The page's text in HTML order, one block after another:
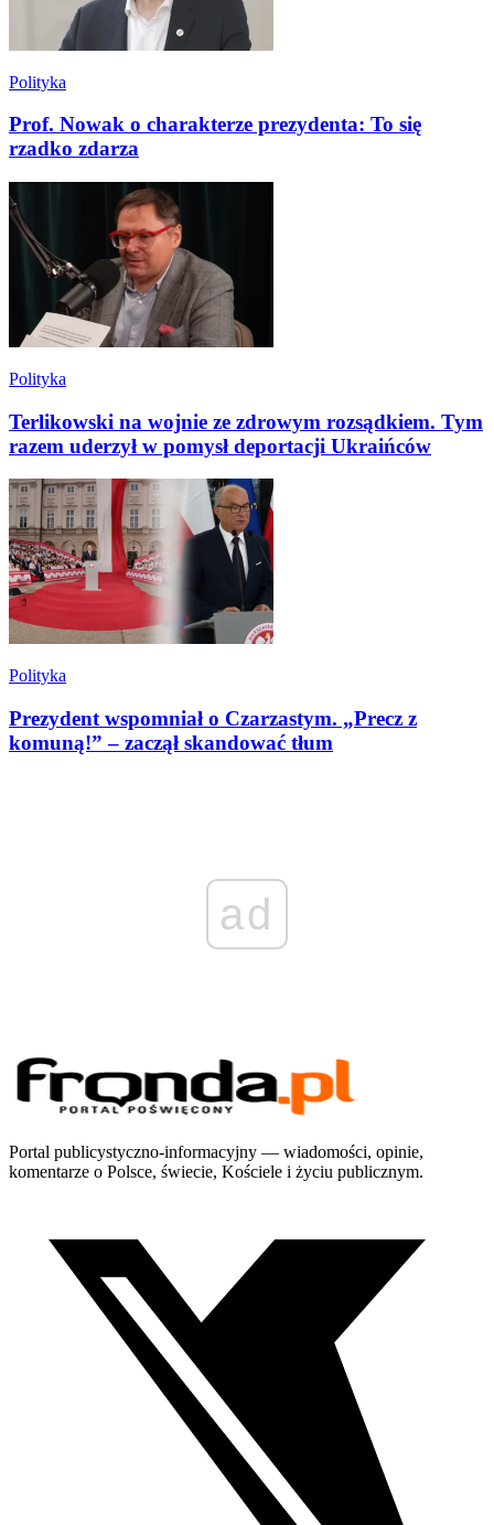
Polityka
Prof. Nowak o charakterze prezydenta: To się
rzadko zdarza
Polityka
Terlikowski na wojnie ze zdrowym rozsądkiem. Tym
razem uderzył w pomysł deportacji Ukraińców
Polityka
Prezydent wspomniał o Czarzastym. „Precz z
komuną!” – zaczął skandować tłum
ad
Portal publicystyczno-informacyjny — wiadomości, opinie,
komentarze o Polsce, świecie, Kościele i życiu publicznym.